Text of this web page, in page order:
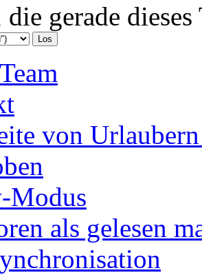
gerade
von
Modus
als gelesen